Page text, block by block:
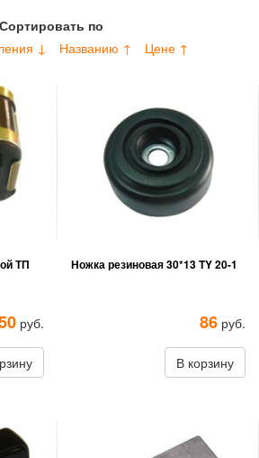
Сортировать по
↓
Названию ↑ Цене ↑
ТП
руб.
Ножка резиновая 30*13 TY 20-1
86 руб.
В корзину